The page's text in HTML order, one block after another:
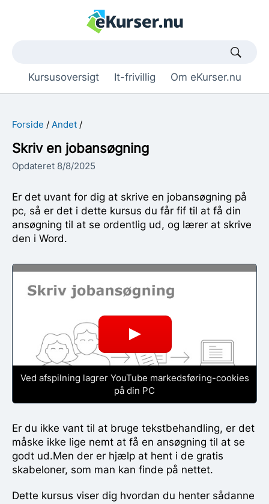
Kursusoversigt It-frivillig Om eKurser.nu
Forside Andet
Skriv en jobansøgning
Opdateret 8/8/2025
Er det uvant for dig at skrive en jobansøgning på
pc, så er det i dette kursus du får fif til at få din
ansøgning til at se ordentlig ud, og lærer at skrive
den i Word.
Ved afspilning lagrer YouTube markedsføring-cookies
på din PC
Er du ikke vant til at bruge tekstbehandling, er det
måske ikke lige nemt at få en ansøgning til at se
godt ud.Men der er hjælp at hent i de gratis
skabeloner, som man kan finde på nettet.
Dette kursus viser dig hvordan du henter sådanne